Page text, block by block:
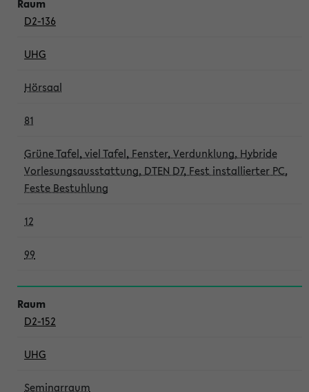
D2-136
UHG
Hörsaal
81
Grüne Tafel, viel Tafel, Fenster, Verdunklung, Hybride
Vorlesungsausstattung, DTEN D7, Fest installierter PC,
Feste Bestuhlung
12
99
D2-152
UHG
Seminarraum